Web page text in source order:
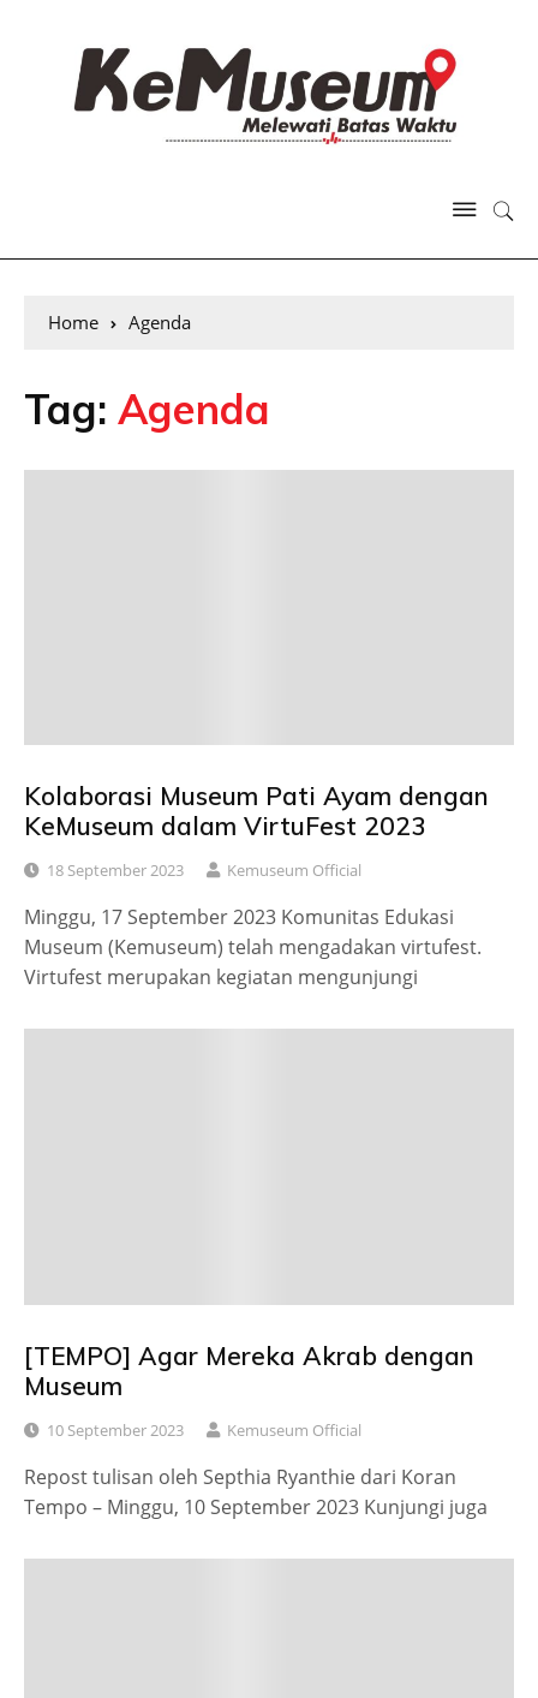
Home Agenda
Tag: Agenda
Kolaborasi Museum Pati Ayam dengan
KeMuseum dalam VirtuFest 2023
18 September 2023 Kemuseum Official
Minggu, 17 September 2023 Komunitas Edukasi
Museum (Kemuseum) telah mengadakan virtufest.
Virtufest merupakan kegiatan mengunjungi
[TEMPO] Agar Mereka Akrab dengan
Museum
10 September 2023 Kemuseum Official
Repost tulisan oleh Septhia Ryanthie dari Koran
Tempo – Minggu, 10 September 2023 Kunjungi juga